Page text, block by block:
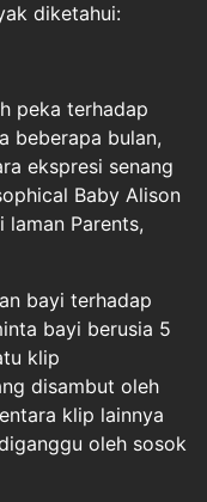
diketahui:
peka terhadap
beberapa bulan,
ekspresi senang
Baby Alison
laman Parents,
bayi terhadap
bayi berusia 5
klip
disambut oleh
klip lainnya
oleh sosok